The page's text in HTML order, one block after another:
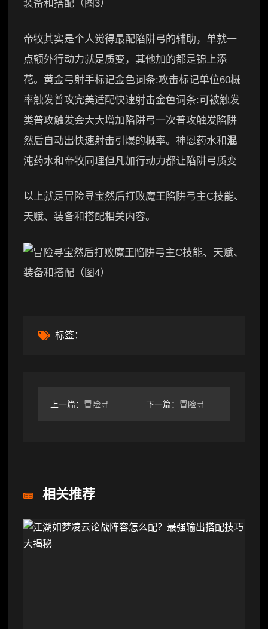
帝牧其实是个人觉得最配陷阱弓的辅助，单就一
点额外行动力就是质变，其他加的都是锦上添
花。黄金弓射手标记金色词条:攻击标记单位60概
率触发普攻完美适配快速射击金色词条:可被触发
类普攻触发会大大增加陷阱弓一次普攻触发陷阱
然后自动出快速射击引爆的概率。神恩药水和混
沌药水和帝牧同理但凡加行动力都让陷阱弓质变
以上就是冒险寻宝然后打败魔王陷阱弓主C技能、
天赋、装备和搭配相关内容。
标签：
上一篇： 冒险寻宝然后打败魔王【S3赛季攻略】“诛邪元帅”奥萝拉-依然 下一篇： 冒险寻宝然后打败魔王四完美词条装备
相关推荐